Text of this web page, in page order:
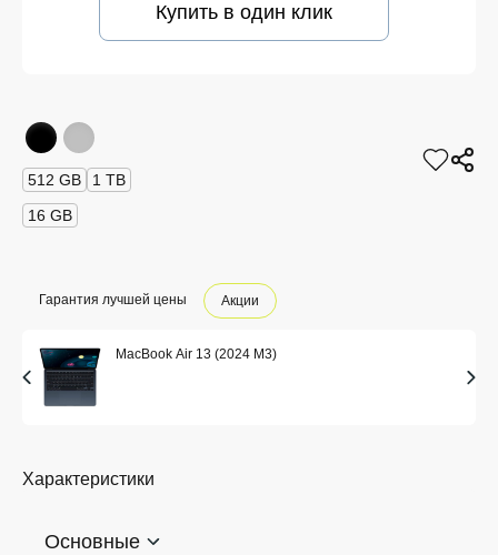
Купить в один клик
512 GB
1 TB
16 GB
Гарантия лучшей цены Акции
MacBook Air 13 (2024 M3)
Характеристики
Основные